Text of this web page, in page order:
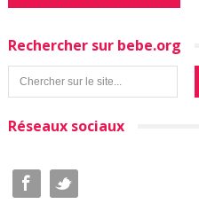
Rechercher sur bebe.org
Réseaux sociaux